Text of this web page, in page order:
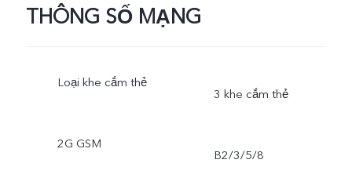
THÔNG SỐ MẠNG
Loại khe cắm thẻ
3 khe cắm thẻ
2G GSM
B2/3/5/8